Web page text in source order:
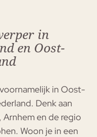
in
en Oost-
in Oost-
Denk aan
Arnhem en de regio
Woon je in een